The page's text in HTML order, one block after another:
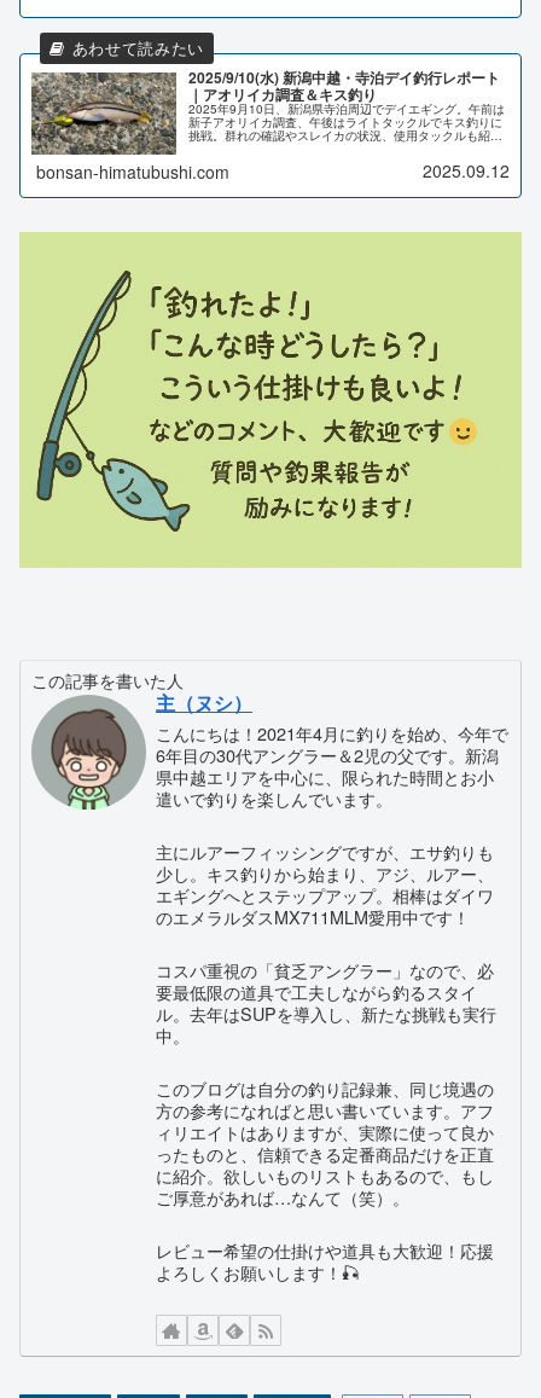
2025/9/10(水) 新潟中越・寺泊デイ釣行レポート
｜アオリイカ調査＆キス釣り
2025年9月10日、新潟県寺泊周辺でデイエギング。午前は
新子アオリイカ調査、午後はライトタックルでキス釣りに
挑戦。群れの確認やスレイカの状況、使用タックルも紹
bonsan-himatubushi.com 2025.09.12
この記事を書いた人
主（ヌシ）
こんにちは！2021年4月に釣りを始め、今年で
6年目の30代アングラー＆2児の父です。新潟
県中越エリアを中心に、限られた時間とお小
遣いで釣りを楽しんでいます。
主にルアーフィッシングですが、エサ釣りも
少し。キス釣りから始まり、アジ、ルアー、
エギングへとステップアップ。相棒はダイワ
のエメラルダスMX711MLM愛用中です！
コスパ重視の「貧乏アングラー」なので、必
要最低限の道具で工夫しながら釣るスタイ
ル。去年はSUPを導入し、新たな挑戦も実行
中。
このブログは自分の釣り記録兼、同じ境遇の
方の参考になればと思い書いています。アフ
ィリエイトはありますが、実際に使って良か
ったものと、信頼できる定番商品だけを正直
に紹介。欲しいものリストもあるので、もし
ご厚意があれば…なんて（笑）。
レビュー希望の仕掛けや道具も大歓迎！応援
よろしくお願いします！🎣